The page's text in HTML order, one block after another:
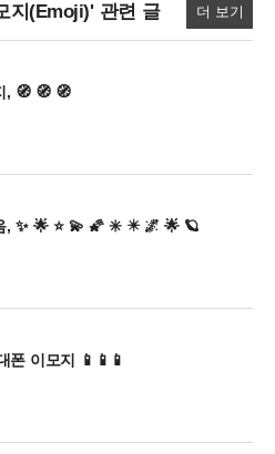
지(Emoji)'관련 글 더 보기
, 🧭 🧭 🧭
, ✨ 🌟 ⭐ 💫 🌠 ✳️ ✴️ 🌌 🌟 🪐
폰 이모지 📱📱📱